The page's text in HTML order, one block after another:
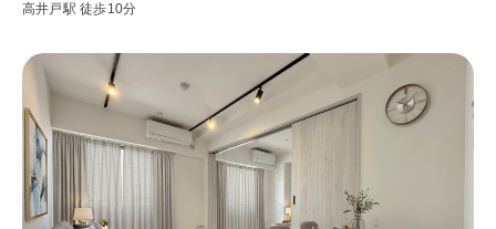
高井戸駅 徒歩10分